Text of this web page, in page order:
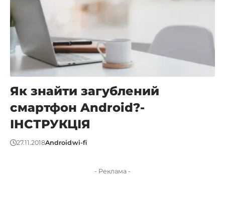
Як знайти загублений
смартфон Android?-
ІНСТРУКЦІЯ
27.11.2018Androidwi-fi
- Реклама -